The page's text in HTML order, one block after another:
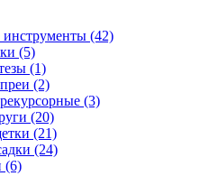
инструменты (42)
(5)
(1)
(2)
(3)
(20)
(21)
(24)
(6)